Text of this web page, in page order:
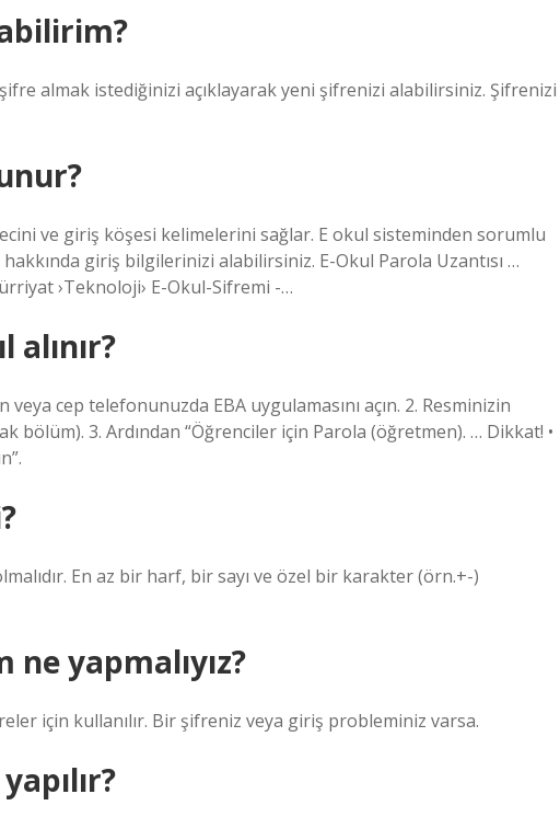
almak istediğinizi açıklayarak yeni şifrenizi alabilirsiniz. Şifrenizi
ve giriş köşesi kelimelerini sağlar. E okul sisteminden sorumlu
hakkında giriş bilgilerinizi alabilirsiniz. E-Okul Parola Uzantısı …
›Teknoloji› E-Okul-Sifremi -…
alınır?
veya cep telefonunuzda EBA uygulamasını açın. 2. Resminizin
bölüm). 3. Ardından “Öğrenciler için Parola (öğretmen). … Dikkat! •
En az bir harf, bir sayı ve özel bir karakter (örn.+-)
yapmalıyız?
için kullanılır. Bir şifreniz veya giriş probleminiz varsa.